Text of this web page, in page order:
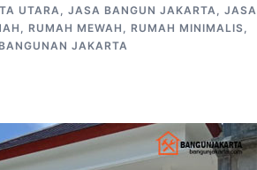
UTARA, JASA BANGUN JAKARTA, JASA
, RUMAH MEWAH , RUMAH MINIMALIS,
JAKARTA